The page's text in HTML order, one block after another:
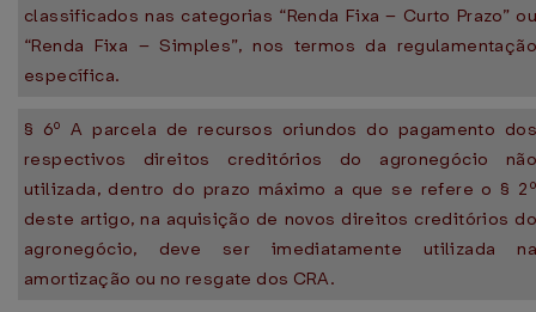
classificados nas categorias “Renda Fixa – Curto Prazo” ou
“Renda Fixa – Simples”, nos termos da regulamentação
específica.
§ 6º A parcela de recursos oriundos do pagamento dos
respectivos direitos creditórios do agronegócio não
utilizada, dentro do prazo máximo a que se refere o § 2º
deste artigo, na aquisição de novos direitos creditórios do
agronegócio, deve ser imediatamente utilizada na
amortização ou no resgate dos CRA.